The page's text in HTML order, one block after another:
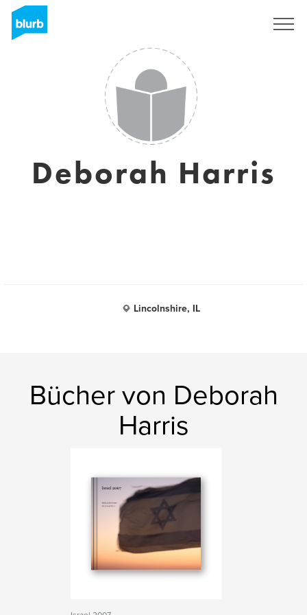
Deborah Harris
Lincolnshire, IL
Bücher von Deborah
Harris